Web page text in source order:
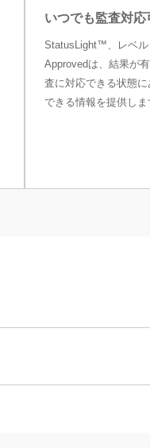
いつでも監査対応
StatusLight™、レベル
Approvedは、結果が
査に対応できる状態
できる情報を提供しま